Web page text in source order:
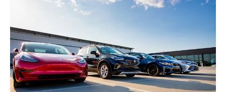
ВАКАНСИИ
О КОМПАНИИ
КОНТАКТЫ